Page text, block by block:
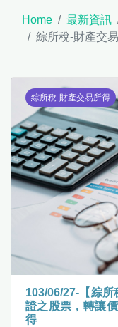
Home 最新資訊
綜所稅-財產交
綜所稅-財產交易所得
103/06/27-【綜
證之股票，轉讓
得